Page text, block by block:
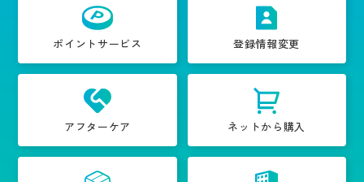
ポイントサービス 登録情報変更
アフターケア ネットから購入